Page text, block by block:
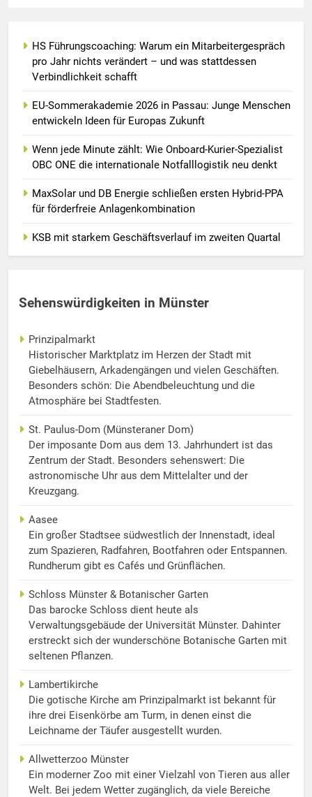
HS Führungscoaching: Warum ein Mitarbeitergespräch
pro Jahr nichts verändert – und was stattdessen
Verbindlichkeit schafft
EU-Sommerakademie 2026 in Passau: Junge Menschen
entwickeln Ideen für Europas Zukunft
Wenn jede Minute zählt: Wie Onboard-Kurier-Spezialist
OBC ONE die internationale Notfalllogistik neu denkt
MaxSolar und DB Energie schließen ersten Hybrid-PPA
für förderfreie Anlagenkombination
KSB mit starkem Geschäftsverlauf im zweiten Quartal
Sehenswürdigkeiten in Münster
Prinzipalmarkt
Historischer Marktplatz im Herzen der Stadt mit
Giebelhäusern, Arkadengängen und vielen Geschäften.
Besonders schön: Die Abendbeleuchtung und die
Atmosphäre bei Stadtfesten.
St. Paulus-Dom (Münsteraner Dom)
Der imposante Dom aus dem 13. Jahrhundert ist das
Zentrum der Stadt. Besonders sehenswert: Die
astronomische Uhr aus dem Mittelalter und der
Kreuzgang.
Aasee
Ein großer Stadtsee südwestlich der Innenstadt, ideal
zum Spazieren, Radfahren, Bootfahren oder Entspannen.
Rundherum gibt es Cafés und Grünflächen.
Schloss Münster & Botanischer Garten
Das barocke Schloss dient heute als
Verwaltungsgebäude der Universität Münster. Dahinter
erstreckt sich der wunderschöne Botanische Garten mit
seltenen Pflanzen.
Lambertikirche
Die gotische Kirche am Prinzipalmarkt ist bekannt für
ihre drei Eisenkörbe am Turm, in denen einst die
Leichname der Täufer ausgestellt wurden.
Allwetterzoo Münster
Ein moderner Zoo mit einer Vielzahl von Tieren aus aller
Welt. Bei jedem Wetter zugänglich, da viele Bereiche